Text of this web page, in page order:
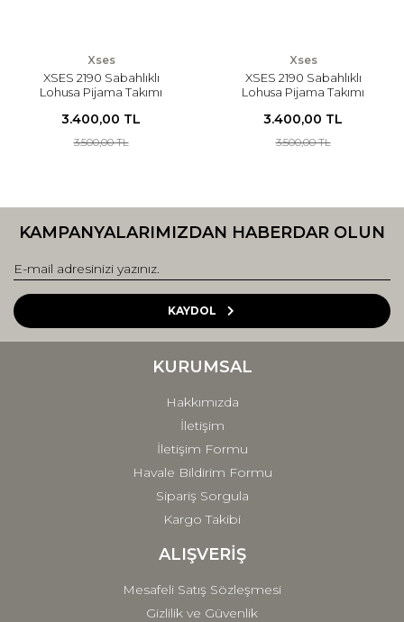
Xses
XSES 2190 Sabahlıklı
Lohusa Pijama Takımı
3.400,00 TL
3.500,00 TL
Xses
XSES 2190 Sabahlıklı
Lohusa Pijama Takımı
3.400,00 TL
3.500,00 TL
KAMPANYALARIMIZDAN HABERDAR OLUN
KAYDOL
KURUMSAL
Hakkımızda
İletişim
İletişim Formu
Havale Bildirim Formu
Sipariş Sorgula
Kargo Takibi
ALIŞVERİŞ
Mesafeli Satış Sözleşmesi
Gizlilik ve Güvenlik